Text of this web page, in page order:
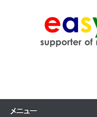
メニュー